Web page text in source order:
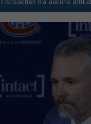
n'a aucune